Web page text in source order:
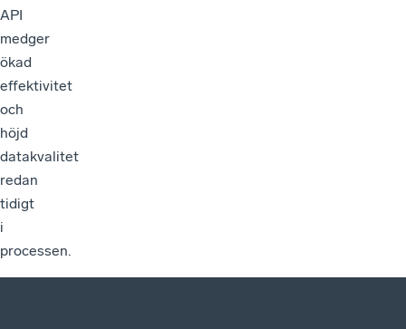
API
medger
ökad
effektivitet
och
höjd
datakvalitet
redan
tidigt
i
processen.